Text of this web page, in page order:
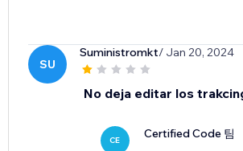
SU
Suministromkt/ Jan 20, 2024
No deja editar los
CE Certified Code 팀